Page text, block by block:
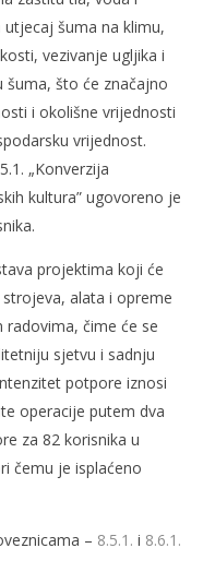
šuma na klimu,
vezivanje ugljika i
šuma, što će značajno
i okolišne vrijednosti
vrijednost.
„Konverzija
kultura” ugovoreno je
projektima koji će
alata i opreme
čime će se
sjetvu i sadnju
potpore iznosi
operacije putem dva
za 82 korisnika u
čemu je isplaćeno
– 8.5.1. i 8.6.1.